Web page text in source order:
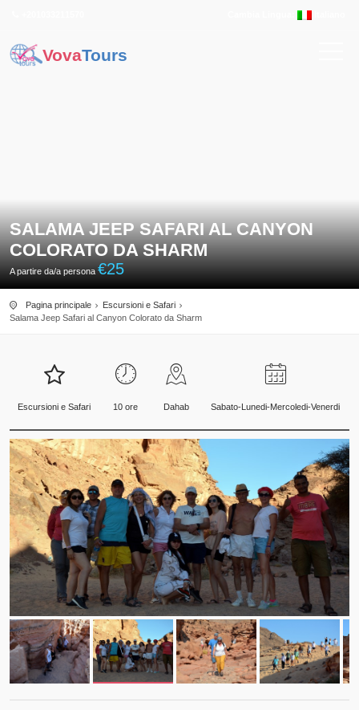
Italiano
VovaTours
SALAMA JEEP SAFARI AL CANYON
COLORATO DA SHARM
A partire da/a persona €25
Pagina principale
Escursioni e Safari
Salama Jeep Safari al Canyon Colorato da Sharm
Escursioni e Safari 10 ore Dahab Sabato-Lunedi-Mercoledi-Venerdi